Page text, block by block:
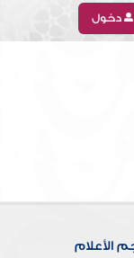
دخول
الأعلام